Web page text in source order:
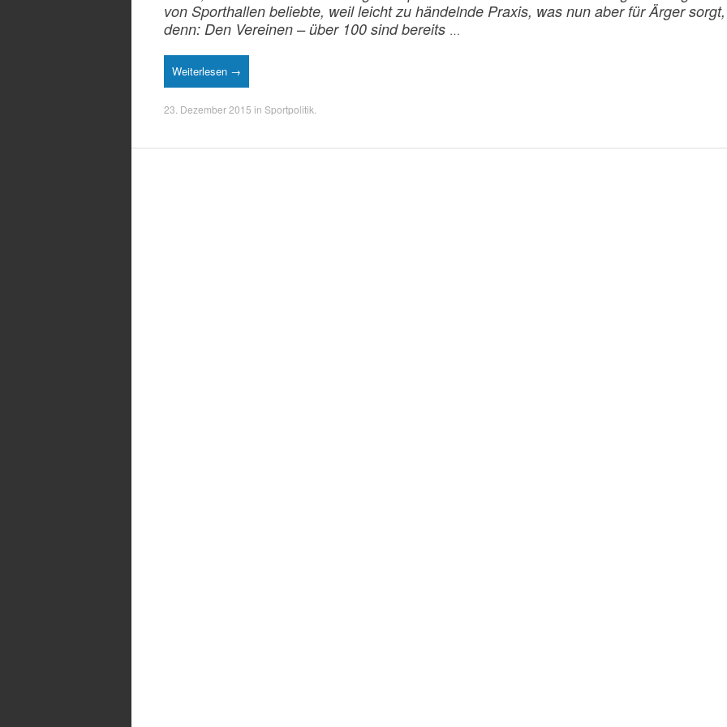
von Sporthallen beliebte, weil leicht zu händelnde Praxis, was nun aber für Ärger sorgt,
denn: Den Vereinen – über 100 sind bereits …
Weiterlesen →
23. Dezember 2015 in Sportpolitik